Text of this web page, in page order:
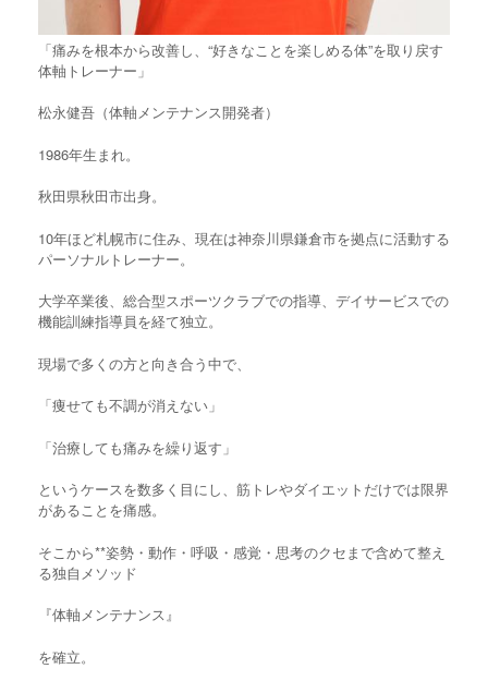
「痛みを根本から改善し、“好きなことを楽しめる体”を取り戻す
体軸トレーナー」
松永健吾（体軸メンテナンス開発者）
1986年生まれ。
秋田県秋田市出身。
10年ほど札幌市に住み、現在は神奈川県鎌倉市を拠点に活動する
パーソナルトレーナー。
大学卒業後、総合型スポーツクラブでの指導、デイサービスでの
機能訓練指導員を経て独立。
現場で多くの方と向き合う中で、
「痩せても不調が消えない」
「治療しても痛みを繰り返す」
というケースを数多く目にし、筋トレやダイエットだけでは限界
があることを痛感。
そこから**姿勢・動作・呼吸・感覚・思考のクセまで含めて整え
る独自メソッド
『体軸メンテナンス』
を確立。